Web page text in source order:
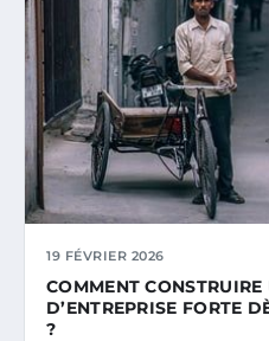
19 FÉVRIER 2026
COMMENT CONSTRUIRE
D’ENTREPRISE FORTE
?